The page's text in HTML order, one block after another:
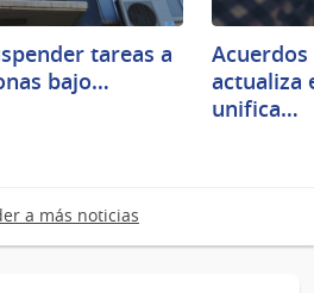
tareas a
bajo…
actualiza
unifica…
a más noticias